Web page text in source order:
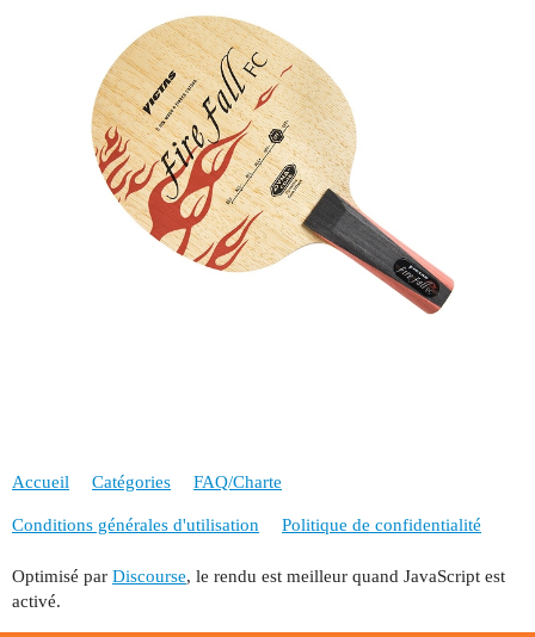
Accueil Catégories FAQ/Charte
Conditions générales d'utilisation Politique de confidentialité
Optimisé par Discourse, le rendu est meilleur quand JavaScript est
activé.